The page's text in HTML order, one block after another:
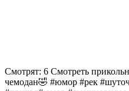
Смотрят: 6 Смотреть
чемодан🤣 #юмор #рек